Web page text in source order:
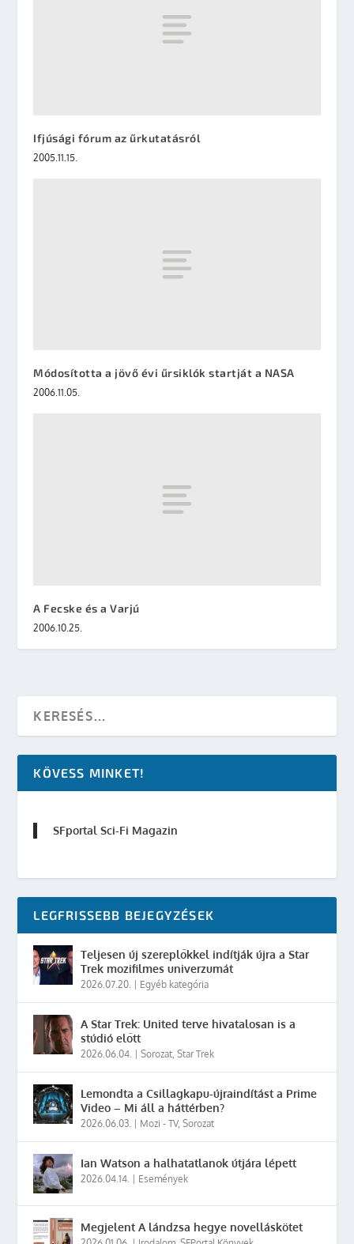
Ifjúsági fórum az űrkutatásról
2005.11.15.
Módosította a jövő évi űrsiklók startját a NASA
2006.11.05.
A Fecske és a Varjú
2006.10.25.
KÖVESS MINKET!
SFportal Sci-Fi Magazin
LEGFRISSEBB BEJEGYZÉSEK
Teljesen új szereplőkkel indítják újra a Star
Trek mozifilmes univerzumát
2026.07.20. Egyéb kategória
A Star Trek: United terve hivatalosan is a
stúdió előtt
2026.06.04. |Sorozat,Star Trek
Lemondta a Csillagkapu-újraindítást a Prime
Video – Mi áll a háttérben?
2026.06.03. Mozi - TV,Sorozat
Ian Watson a halhatatlanok útjára lépett
2026.04.14. Események
Megjelent A lándzsa hegye novelláskötet